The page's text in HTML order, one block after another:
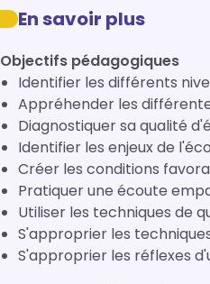
En savoir plus
Objectifs pédagogiques
Identifier les différents
Appréhender les
Diagnostiquer sa qualité
Identifier les enjeux de
Créer les conditions
Pratiquer une écoute
Utiliser les techniques de
S'approprier les
S'approprier les réflexes